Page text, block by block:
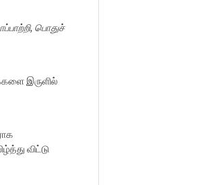
பொதுச்
இருளில்
விட்டு